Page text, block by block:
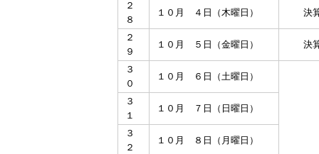
２
８
１０月 ４日（木曜日） 決
２
９
１０月 ５日（金曜日） 決
３
０
１０月 ６日（土曜日）
３
１
１０月 ７日（日曜日）
３
２
１０月 ８日（月曜日）